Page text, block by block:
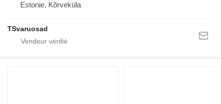
Estonie, Kõrveküla
TSvaruosad